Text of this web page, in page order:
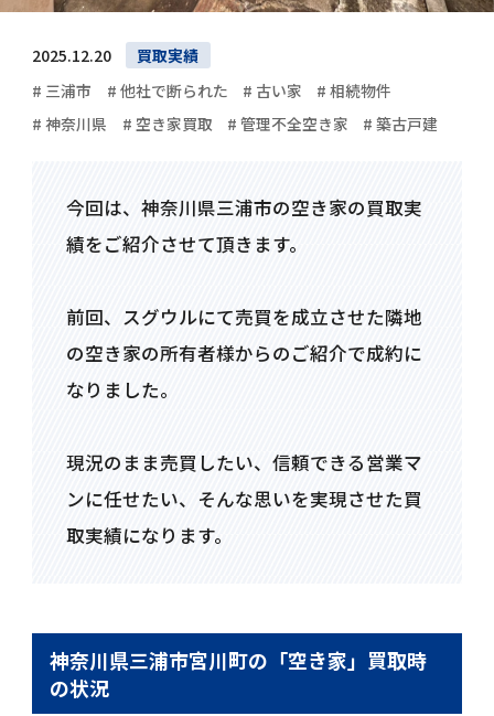
2025.12.20
買取実績
# 三浦市
# 他社で断られた # 古い家
# 相続物件
# 神奈川県
# 空き家買取 # 管理不全空き家 # 築古戸建
今回は、神奈川県三浦市の空き家の買取実
績をご紹介させて頂きます。
前回、スグウルにて売買を成立させた隣地
の空き家の所有者様からのご紹介で成約に
なりました。
現況のまま売買したい、信頼できる営業マ
ンに任せたい、そんな思いを実現させた買
取実績になります。
神奈川県三浦市宮川町の「空き家」買取時
の状況